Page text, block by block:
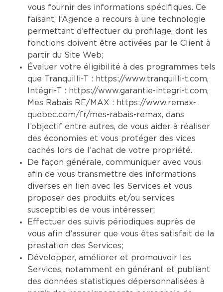
vous fournir des informations spécifiques. Ce
faisant, l’Agence a recours à une technologie
permettant d’effectuer du profilage, dont les
fonctions doivent être activées par le Client à
partir du Site Web;
Évaluer votre éligibilité à des programmes tels
que Tranquilli-T : https://www.tranquilli-t.com,
Intégri-T : https://www.garantie-integri-t.com,
Mes Rabais RE/MAX : https://www.remax-
quebec.com/fr/mes-rabais-remax, dans
l’objectif entre autres, de vous aider à réaliser
des économies et vous protéger des vices
cachés lors de l’achat de votre propriété.
De façon générale, communiquer avec vous
afin de vous transmettre des informations
diverses en lien avec les Services et vous
proposer des produits et/ou services
susceptibles de vous intéresser;
Effectuer des suivis périodiques auprès de
vous afin d’assurer que vous êtes satisfait de la
prestation des Services;
Développer, améliorer et promouvoir les
Services, notamment en générant et publiant
des données statistiques dépersonnalisées à